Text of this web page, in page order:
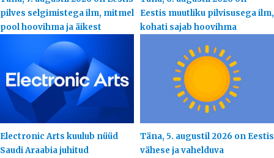
pilves selgimistega ilm, mitmel
pool hoovihma ja äikest
Eestis muutliku pilvisusega ilm,
kohati sajab hoovihma
Electronic Arts kuulub nüüd
Saudi Araabia juhitud
Täna, 5. augustil 2026 on Eestis
vähese ja vahelduva